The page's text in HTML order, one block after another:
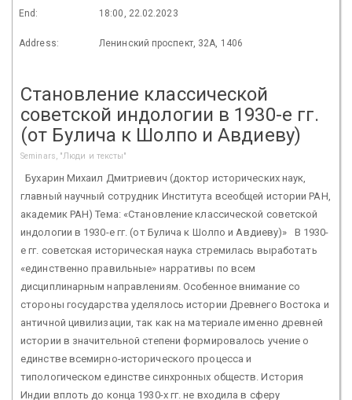
End: 18:00, 22.02.2023
Address: Ленинский проспект, 32А, 1406
Становление классической
советской индологии в 1930-е гг.
(от Булича к Шолпо и Авдиеву)
Seminars, "Люди и тексты"
Бухарин Михаил Дмитриевич (доктор исторических наук,
главный научный сотрудник Института всеобщей истории РАН,
академик РАН) Тема: «Становление классической советской
индологии в 1930-е гг. (от Булича к Шолпо и Авдиеву)» В 1930-
е гг. советская историческая наука стремилась выработать
«единственно правильные» нарративы по всем
дисциплинарным направлениям. Особенное внимание со
стороны государства уделялось истории Древнего Востока и
античной цивилизации, так как на материале именно древней
истории в значительной степени формировалось учение о
единстве всемирно-исторического процесса и
типологическом единстве синхронных обществ. История
Индии вплоть до конца 1930-х гг. не входила в сферу